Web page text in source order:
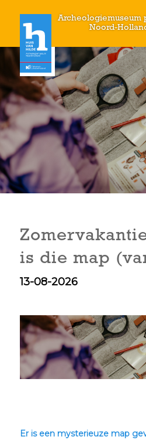
Archeologiemuseum
Noord-
is die map
13-08-2026
Er is een mysterieuze map